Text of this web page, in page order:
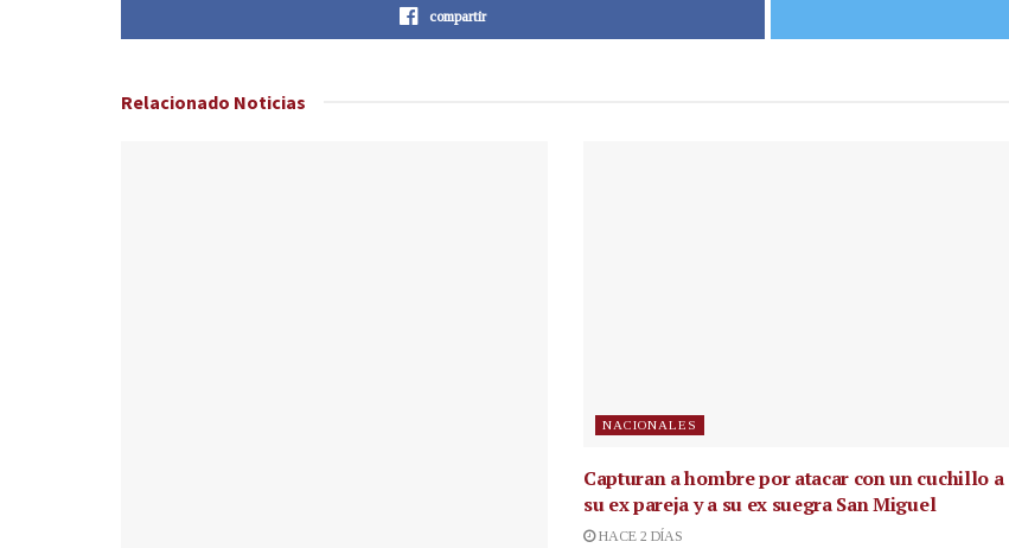
compartir
Relacionado Noticias
NACIONALES
Capturan a hombre por atacar con un cuchillo a
su ex pareja y a su ex suegra San Miguel
HACE 2 DÍAS